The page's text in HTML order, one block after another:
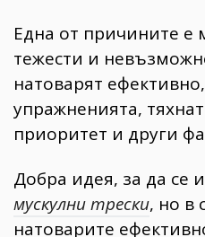
Една от причините е
тежести и
натоварят
упражненията,
приоритет и други
Добра идея, за да се
мускулни трески, но в
натоварите